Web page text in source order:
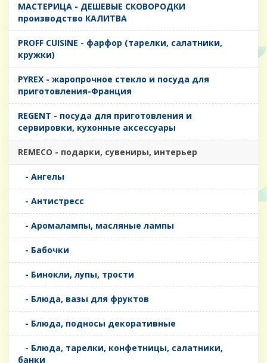
MАСТЕРИЦА - ДЕШЕВЫЕ СКОВОРОДКИ
производство КАЛИТВА
PROFF CUISINE - фарфор (тарелки, салатники,
кружки)
PYREX - жаропрочное стекло и посуда для
приготовления-Франция
REGENT - посуда для приготовления и
сервировки, кухонные аксессуары
REMECO - подарки, сувениры, интерьер
- Ангелы
- Антистресс
- Аромалампы, масляные лампы
- Бабочки
- Бинокли, лупы, трости
- Блюда, вазы для фруктов
- Блюда, подносы декоративные
- Блюда, тарелки, конфетницы, салатники,
банки